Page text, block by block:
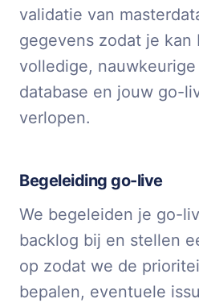
validatie van
gegevens zodat je kan
volledige,
database en jouw go-
verlopen.
Begeleiding go-live
We begeleiden je go-
backlog bij en stellen
op zodat we de
bepalen, eventuele